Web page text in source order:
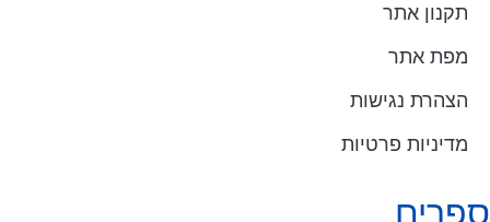
תקנון אתר
מפת אתר
הצהרת נגישות
מדיניות פרטיות
ספרים